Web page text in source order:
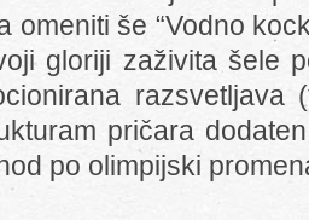
omeniti še “Vodno
gloriji zaživita šele
razsvetljava
pričara
po olimpijski